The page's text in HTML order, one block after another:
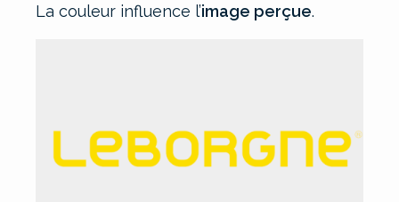
La couleur influence l’image perçue.